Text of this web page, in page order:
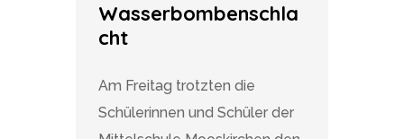
Wasserbombenschla
cht
Am Freitag trotzten die
Schülerinnen und Schüler der